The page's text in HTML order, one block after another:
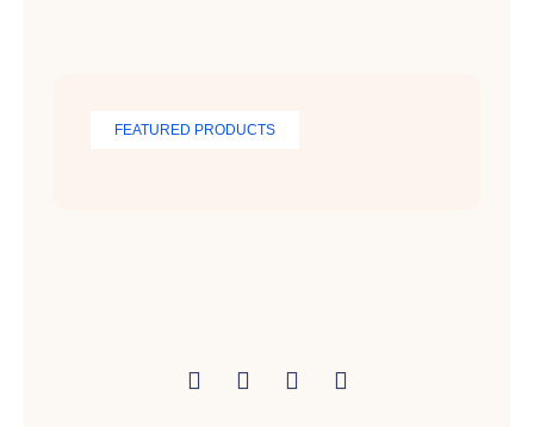
FEATURED PRODUCTS